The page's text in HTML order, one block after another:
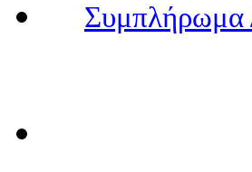
Συμπλήρωμα